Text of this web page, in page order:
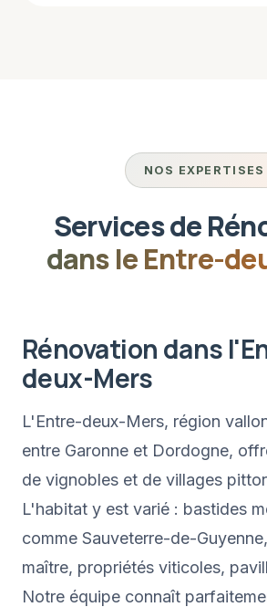
NOS EXPERTISES
Services de
dans leEntre-
Rénovation dans
deux-Mers
L'Entre-deux-Mers, région
entre Garonne et Dordogne,
de vignobles et de villages
L'habitat y est varié : bastides
comme Sauveterre-de-
maître, propriétés viticoles,
Notre équipe connaît